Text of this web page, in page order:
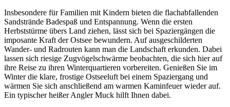
Insbesondere für Familien mit Kindern bieten die flachabfallenden
Sandstrände Badespaß und Entspannung. Wenn die ersten
Herbststürme übers Land ziehen, lässt sich bei Spaziergängen die
imposante Kraft der Ostsee bewundern. Auf ausgeschilderten
Wander- und Radrouten kann man die Landschaft erkunden. Dabei
lassen sich riesige Zugvögelschwärme beobachten, die sich hier auf
ihre Reise zu ihren Winterquartieren vorbereiten. Genießen Sie im
Winter die klare, frostige Ostseeluft bei einem Spaziergang und
wärmen Sie sich anschließend am warmen Kaminfeuer wieder auf.
Ein typischer heißer Angler Muck hilft Ihnen dabei.